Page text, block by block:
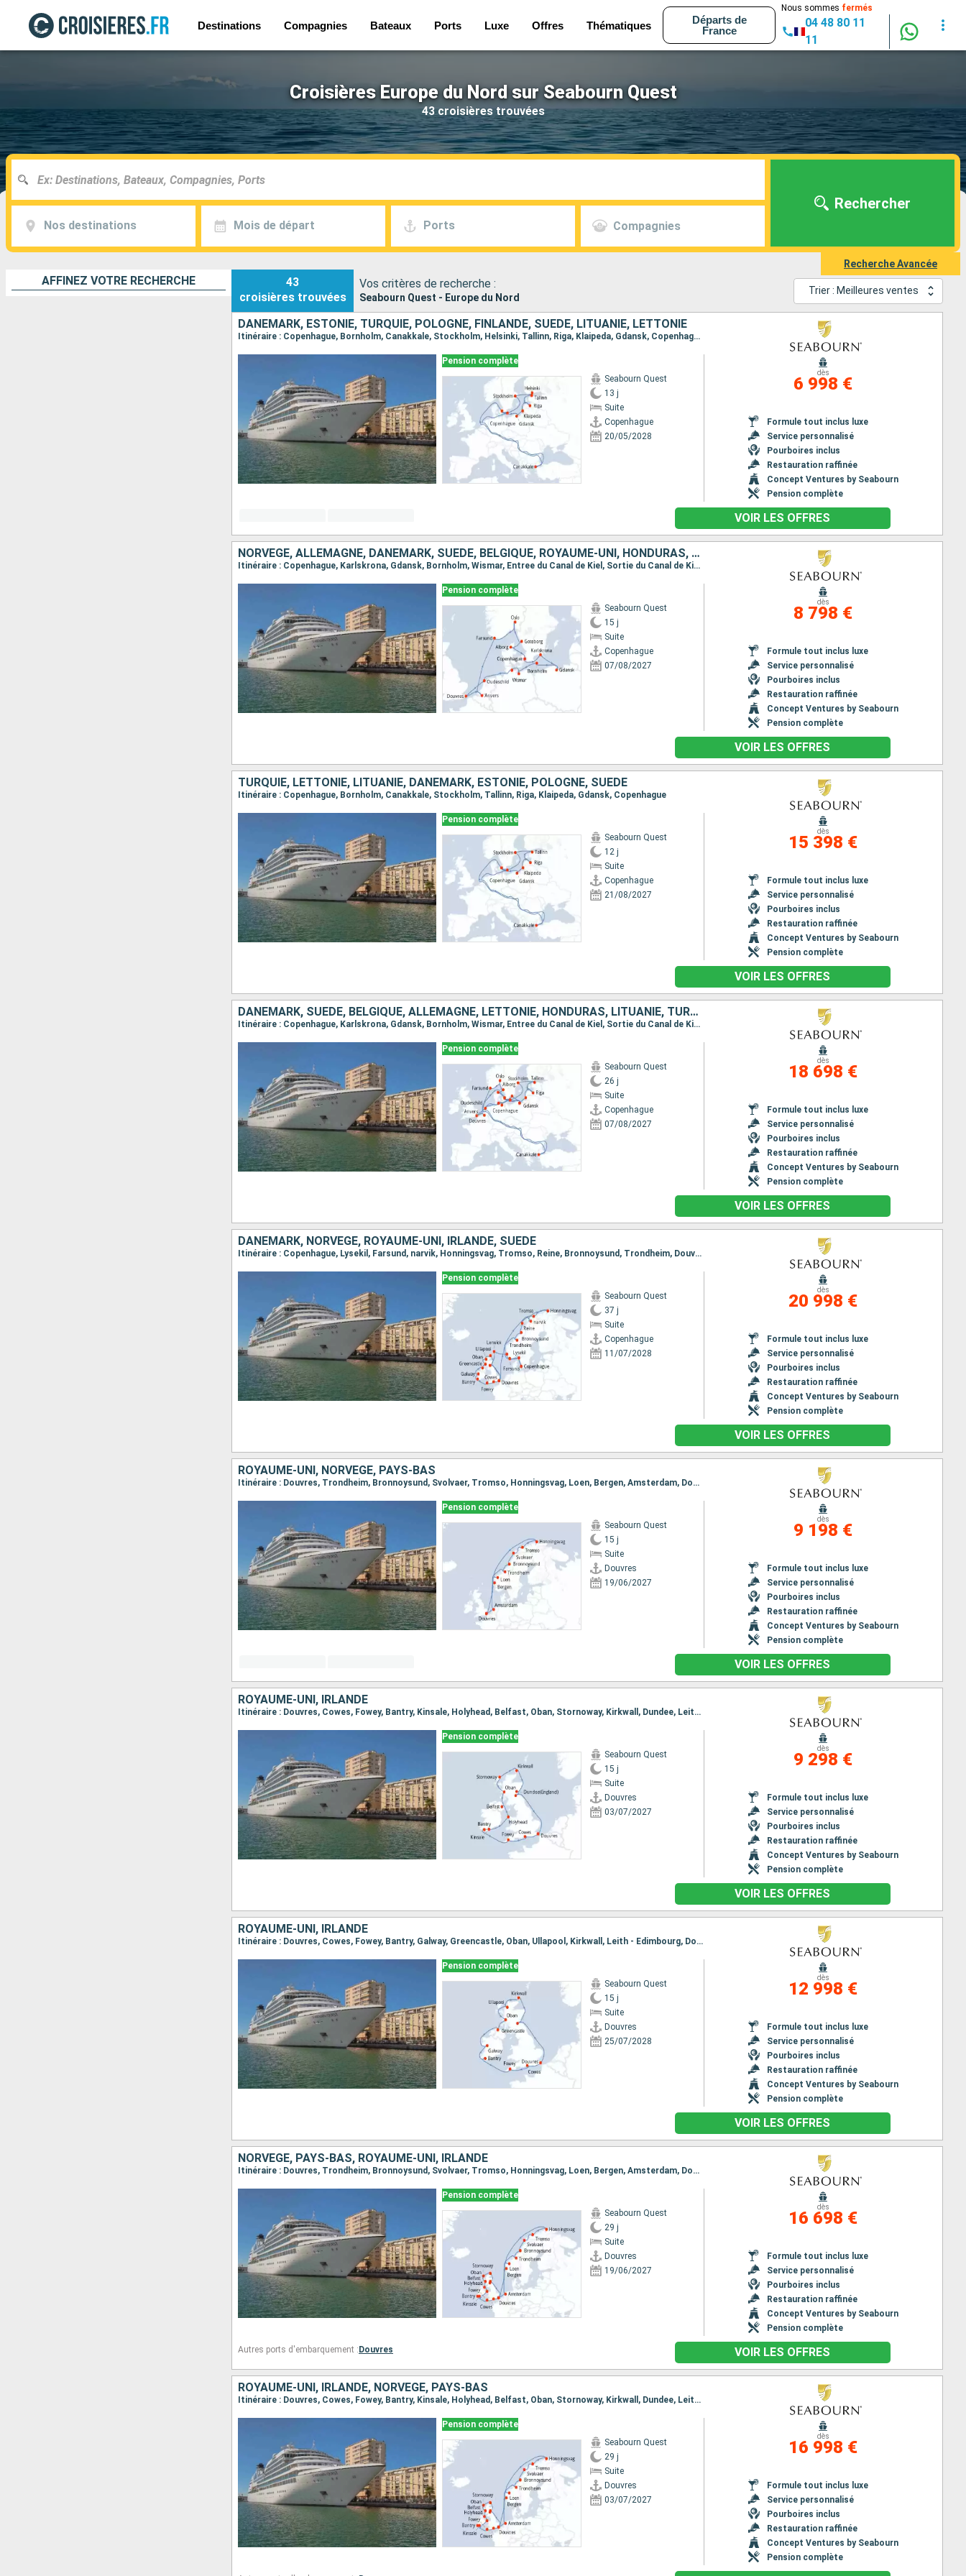
Destinations Compagnies Bateaux Ports Luxe Offres Thématiques
Départs de
France
Nous sommes fermés
04 48 80 11
11
Croisières Europe du Nord sur Seabourn Quest
43 croisières trouvées
Nos destinations Mois de départ Ports Compagnies
Rechercher
Recherche Avancée
AFFINEZ VOTRE RECHERCHE
43
croisières trouvées
Vos critères de recherche :
Seabourn Quest - Europe du Nord
Trier : Meilleures ventes
DANEMARK, ESTONIE, TURQUIE, POLOGNE, FINLANDE, SUÈDE, LITUANIE, LETTONIE
Itinéraire : Copenhague, Bornholm, Canakkale, Stockholm, Helsinki, Tallinn, Riga, Klaipeda, Gdansk, Copenhague
Pension complète
Seabourn Quest
13 j
Suite
Copenhague
20/05/2028
dès
6 998 €
Formule tout inclus luxe
Service personnalisé
Pourboires inclus
Restauration raffinée
Concept Ventures by Seabourn
Pension complète
VOIR LES OFFRES
NORVÈGE, ALLEMAGNE, DANEMARK, SUÈDE, BELGIQUE, ROYAUME-UNI, HONDURAS, POLOGNE
Itinéraire : Copenhague, Karlskrona, Gdansk, Bornholm, Wismar, Entree du Canal de Kiel, Sortie du Canal de Kiel, Oudeschild, Douvres, Anvers, Farsund, Oslo, Goteborg, Alborg, Copenhague
Pension complète
Seabourn Quest
15 j
Suite
Copenhague
07/08/2027
dès
8 798 €
Formule tout inclus luxe
Service personnalisé
Pourboires inclus
Restauration raffinée
Concept Ventures by Seabourn
Pension complète
VOIR LES OFFRES
TURQUIE, LETTONIE, LITUANIE, DANEMARK, ESTONIE, POLOGNE, SUÈDE
Itinéraire : Copenhague, Bornholm, Canakkale, Stockholm, Tallinn, Riga, Klaipeda, Gdansk, Copenhague
Pension complète
Seabourn Quest
12 j
Suite
Copenhague
21/08/2027
dès
15 398 €
Formule tout inclus luxe
Service personnalisé
Pourboires inclus
Restauration raffinée
Concept Ventures by Seabourn
Pension complète
VOIR LES OFFRES
DANEMARK, SUÈDE, BELGIQUE, ALLEMAGNE, LETTONIE, HONDURAS, LITUANIE, TURQUIE, ROYAUME-UNI, POLOGNE, ESTONIE, NORVÈGE
Itinéraire : Copenhague, Karlskrona, Gdansk, Bornholm, Wismar, Entree du Canal de Kiel, Sortie du Canal de Kiel, Oudeschild, Douvres, Anvers, Farsund, Oslo, Goteborg, Alborg, Copenhague, Bornholm, Canakkale, Stockholm, Tallinn, Riga, Klaipeda, Gdansk, Copenhague
Pension complète
Seabourn Quest
26 j
Suite
Copenhague
07/08/2027
dès
18 698 €
Formule tout inclus luxe
Service personnalisé
Pourboires inclus
Restauration raffinée
Concept Ventures by Seabourn
Pension complète
VOIR LES OFFRES
DANEMARK, NORVÈGE, ROYAUME-UNI, IRLANDE, SUÈDE
Itinéraire : Copenhague, Lysekil, Farsund, narvik, Honningsvag, Tromso, Reine, Bronnoysund, Trondheim, Douvres, Cowes, Fowey, Bantry, Galway, Greencastle, Oban, Ullapool, Kirkwall, Leith - Edimbourg, Douvres, Leith - Edimbourg, Lerwick, Haugesund, Farsund, Lysekil, Copenhague
Pension complète
Seabourn Quest
37 j
Suite
Copenhague
11/07/2028
dès
20 998 €
Formule tout inclus luxe
Service personnalisé
Pourboires inclus
Restauration raffinée
Concept Ventures by Seabourn
Pension complète
VOIR LES OFFRES
ROYAUME-UNI, NORVÈGE, PAYS-BAS
Itinéraire : Douvres, Trondheim, Bronnoysund, Svolvaer, Tromso, Honningsvag, Loen, Bergen, Amsterdam, Douvres
Pension complète
Seabourn Quest
15 j
Suite
Douvres
19/06/2027
dès
9 198 €
Formule tout inclus luxe
Service personnalisé
Pourboires inclus
Restauration raffinée
Concept Ventures by Seabourn
Pension complète
VOIR LES OFFRES
ROYAUME-UNI, IRLANDE
Itinéraire : Douvres, Cowes, Fowey, Bantry, Kinsale, Holyhead, Belfast, Oban, Stornoway, Kirkwall, Dundee, Leith - Edimbourg, Douvres
Pension complète
Seabourn Quest
15 j
Suite
Douvres
03/07/2027
dès
9 298 €
Formule tout inclus luxe
Service personnalisé
Pourboires inclus
Restauration raffinée
Concept Ventures by Seabourn
Pension complète
VOIR LES OFFRES
ROYAUME-UNI, IRLANDE
Itinéraire : Douvres, Cowes, Fowey, Bantry, Galway, Greencastle, Oban, Ullapool, Kirkwall, Leith - Edimbourg, Douvres
Pension complète
Seabourn Quest
15 j
Suite
Douvres
25/07/2028
dès
12 998 €
Formule tout inclus luxe
Service personnalisé
Pourboires inclus
Restauration raffinée
Concept Ventures by Seabourn
Pension complète
VOIR LES OFFRES
NORVÈGE, PAYS-BAS, ROYAUME-UNI, IRLANDE
Itinéraire : Douvres, Trondheim, Bronnoysund, Svolvaer, Tromso, Honningsvag, Loen, Bergen, Amsterdam, Douvres, Cowes, Fowey, Bantry, Kinsale, Holyhead, Belfast, Oban, Stornoway, Kirkwall, Dundee, Leith - Edimbourg, Douvres
Pension complète
Seabourn Quest
29 j
Suite
Douvres
19/06/2027
dès
16 698 €
Formule tout inclus luxe
Service personnalisé
Pourboires inclus
Restauration raffinée
Concept Ventures by Seabourn
Pension complète
Autres ports d'embarquement : Douvres VOIR LES OFFRES
ROYAUME-UNI, IRLANDE, NORVÈGE, PAYS-BAS
Itinéraire : Douvres, Cowes, Fowey, Bantry, Kinsale, Holyhead, Belfast, Oban, Stornoway, Kirkwall, Dundee, Leith - Edimbourg, Douvres, Trondheim, Bronnoysund, Svolvaer, Tromso, Honningsvag, Loen, Bergen, Amsterdam, Douvres
Pension complète
Seabourn Quest
29 j
Suite
Douvres
03/07/2027
dès
16 998 €
Formule tout inclus luxe
Service personnalisé
Pourboires inclus
Restauration raffinée
Concept Ventures by Seabourn
Pension complète